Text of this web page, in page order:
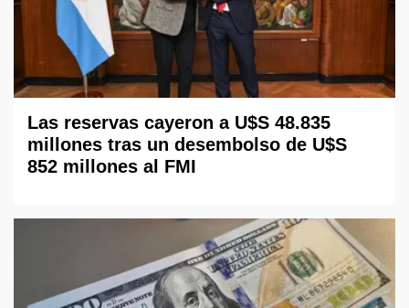
Las reservas cayeron a U$S 48.835
millones tras un desembolso de U$S
852 millones al FMI